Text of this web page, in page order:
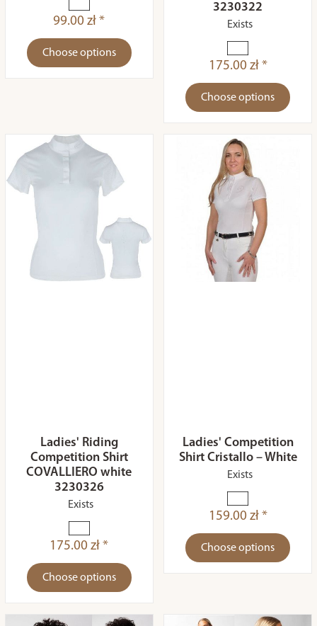
99.00 zł *
Choose options
3230322
Exists
175.00 zł *
Choose options
Ladies' Riding
Competition Shirt
COVALLIERO white
3230326
Exists
175.00 zł *
Choose options
Ladies' Competition
Shirt Cristallo – White
Exists
159.00 zł *
Choose options